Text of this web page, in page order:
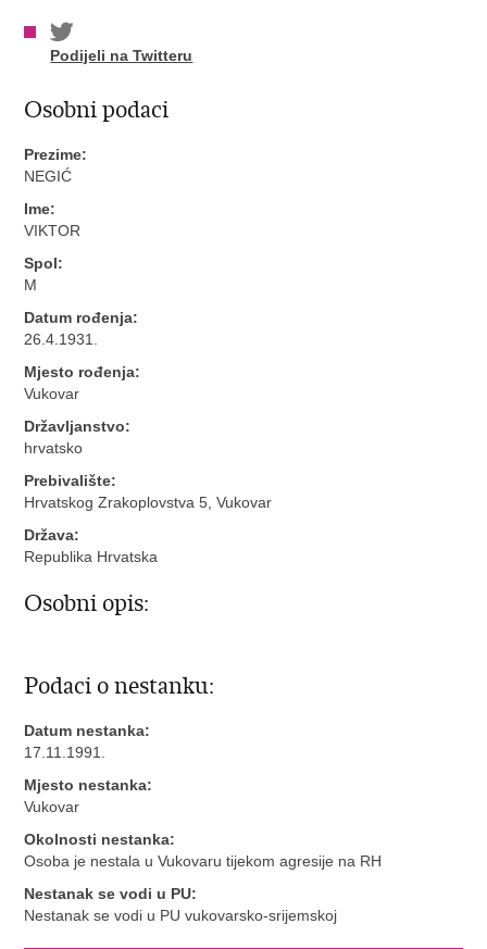
Podijeli na Twitteru
Osobni podaci
Prezime:
NEGIĆ
Ime:
VIKTOR
Spol:
M
Datum rođenja:
26.4.1931.
Mjesto rođenja:
Vukovar
Državljanstvo:
hrvatsko
Prebivalište:
Hrvatskog Zrakoplovstva 5, Vukovar
Država:
Republika Hrvatska
Osobni opis:
Podaci o nestanku:
Datum nestanka:
17.11.1991.
Mjesto nestanka:
Vukovar
Okolnosti nestanka:
Osoba je nestala u Vukovaru tijekom agresije na RH
Nestanak se vodi u PU:
Nestanak se vodi u PU vukovarsko-srijemskoj